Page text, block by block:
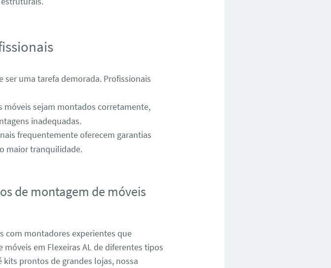
uma tarefa demorada. Profissionais
sejam montados corretamente,
inadequadas.
frequentemente oferecem garantias
maior tranquilidade.
de montagem de móveis
com montadores experientes que
em Flexeiras AL de diferentes tipos
kits prontos de grandes lojas, nossa